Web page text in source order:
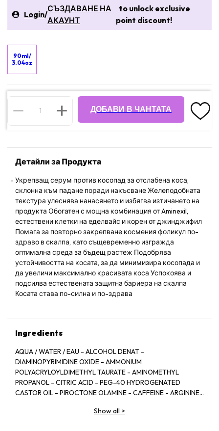
Login/
СЪЗДАВАНЕ НА
АКАУНТ
to unlock exclusive
point discount!
90ml/
3.04oz
ДОБАВИ В ЧАНТАТА
Детайли за Продукта
Укрепващ серум против косопад за отслабена коса,
склонна към падане поради накъсване Желеподобната
текстура улеснява нанасянето и избягва изтичането на
продукта Обогатен с мощна комбинация от Aminexil,
естествени клетки на еделвайс и корен от джинджифил
Помага за повторно закрепване космения фоликул по-
здраво в скалпа, като същевременно изгражда
оптимална среда за бъдещ растеж Подобрява
устойчивостта на косата, за да минимизира косопада и
да увеличи максимално красивата коса Успокоява и
подсилва естествената защитна бариера на скалпа
Косата става по-силна и по-здрава
Ingredients
AQUA / WATER / EAU - ALCOHOL DENAT -
DIAMINOPYRIMIDINE OXIDE - AMMONIUM
POLYACRYLOYLDIMETHYL TAURATE - AMINOMETHYL
PROPANOL - CITRIC ACID - PEG-40 HYDROGENATED
CASTOR OIL - PIROCTONE OLAMINE - CAFFEINE - ARGININE
SAFFLOWER GLUCOSIDE - BENZYL SALICYLATE -
Show all >